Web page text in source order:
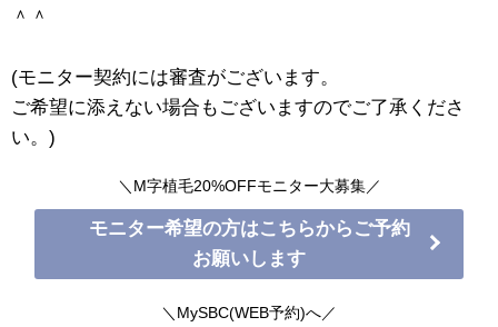
＾＾
(モニター契約には審査がございます。
ご希望に添えない場合もございますのでご了承くださ
い。)
＼M字植毛20%OFFモニター大募集／
モニター希望の方はこちらからご予約
お願いします
＼MySBC(WEB予約)へ／